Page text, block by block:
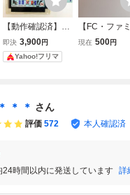
【動作確認済】エ
レベーター アクシ
ョン ELEVATOR A
CTION ファミコン
もの
即決 3,900円
Yahoo!フリマ
【FC・ファ
ン】 エレベー
現在 500円
＊ ＊ さん
評価 572 本人確認済
24時間以内に発送しています 詳